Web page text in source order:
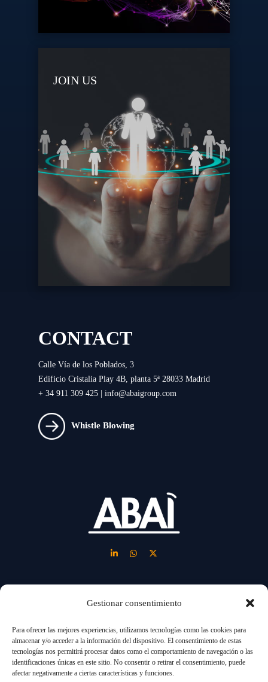
Gestionar consentimiento
Para ofrecer las mejores experiencias, utilizamos tecnologías como las cookies para
almacenar y/o acceder a la información del dispositivo. El consentimiento de estas
tecnologías nos permitirá procesar datos como el comportamiento de navegación o las
identificaciones únicas en este sitio. No consentir o retirar el consentimiento, puede
afectar negativamente a ciertas características y funciones.
JOIN US
CONTACT
Calle Vía de los Poblados, 3
Edificio Cristalia Play 4B, planta 5ª 28033 Madrid
+ 34 911 309 425 | info@abaigroup.com
Whistle Blowing
LINKS
About us
New business
Solutions
Industry
Blog